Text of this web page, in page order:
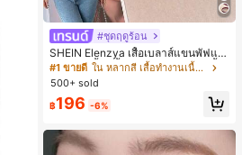
#ชุดฤดูร้อน
SHEIN Elenzya เสื้อเบลาส์แขนพัฟแต่
งระบายสีพื้นสีน้ำเงินสำหรับผู้หญิง, เสื้อ
ครอปเข้ารูปผูกโบว์คอวีตัดกันสำหรับฤ
ดูร้อน
#1 ขายดี
ใน หลากสี เสื้อทำงานเนื้อผ้านุ่ม
500+ sold
฿196 -6%